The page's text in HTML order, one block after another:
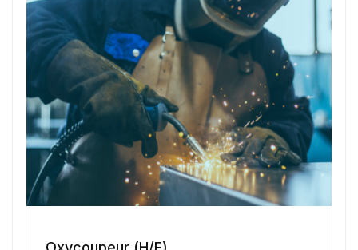
Votre e-mail
Numéro de téléphone
Sélectionner une agence Oxygène Intérim/ BTT